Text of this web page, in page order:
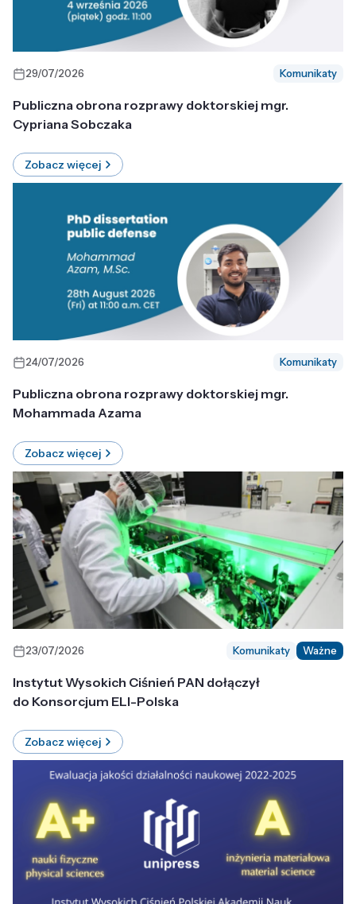
29/07/2026 Komunikaty
Publiczna obrona rozprawy doktorskiej mgr.
Cypriana Sobczaka
Zobacz więcej
24/07/2026 Komunikaty
Publiczna obrona rozprawy doktorskiej mgr.
Mohammada Azama
Zobacz więcej
23/07/2026 Komunikaty Ważne
Instytut Wysokich Ciśnień PAN dołączył
do Konsorcjum ELI-Polska
Zobacz więcej